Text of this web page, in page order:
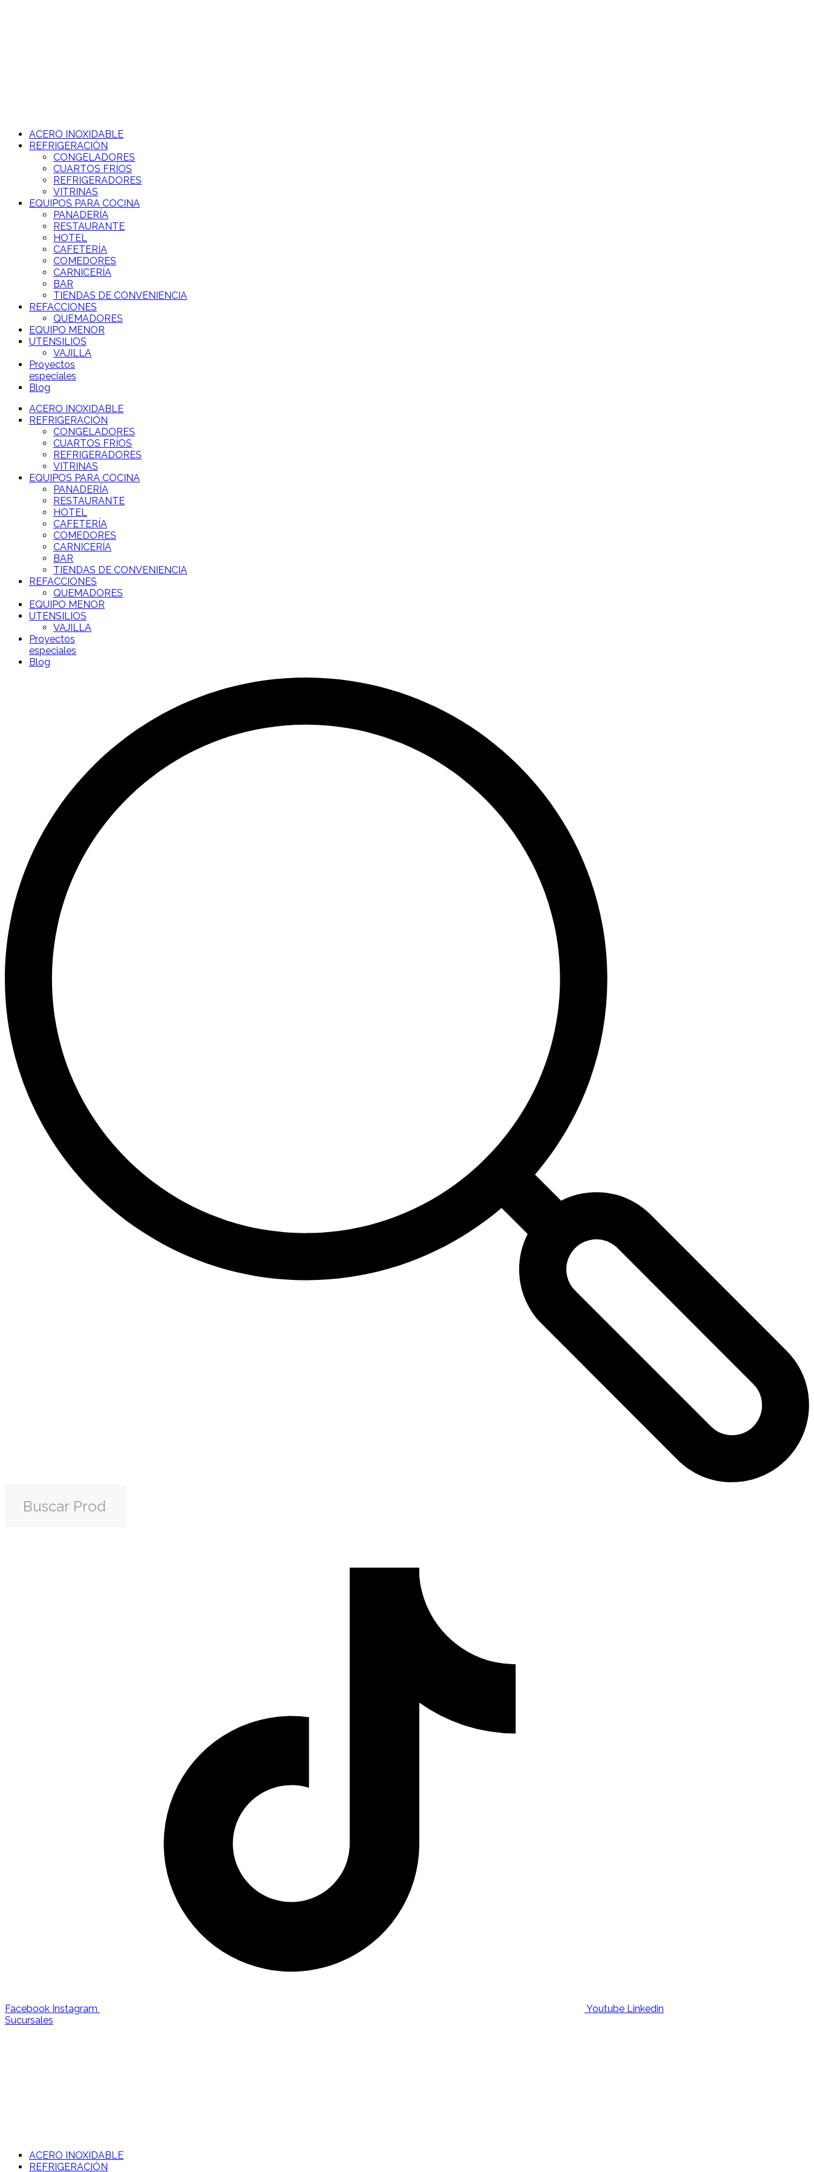
ACERO INOXIDABLE
REFRIGERACIÓN
CONGELADORES
CUARTOS FRÍOS
REFRIGERADORES
VITRINAS
EQUIPOS PARA COCINA
PANADERÍA
RESTAURANTE
HOTEL
CAFETERÍA
COMEDORES
CARNICERÍA
BAR
TIENDAS DE CONVENIENCIA
REFACCIONES
QUEMADORES
EQUIPO MENOR
UTENSILIOS
VAJILLA
Proyectos
especiales
Blog
ACERO INOXIDABLE
REFRIGERACIÓN
CONGELADORES
CUARTOS FRÍOS
REFRIGERADORES
VITRINAS
EQUIPOS PARA COCINA
PANADERÍA
RESTAURANTE
HOTEL
CAFETERÍA
COMEDORES
CARNICERÍA
BAR
TIENDAS DE CONVENIENCIA
REFACCIONES
QUEMADORES
EQUIPO MENOR
UTENSILIOS
VAJILLA
Proyectos
especiales
Blog
Facebook Instagram Youtube Linkedin
Sucursales
ACERO INOXIDABLE
REFRIGERACIÓN